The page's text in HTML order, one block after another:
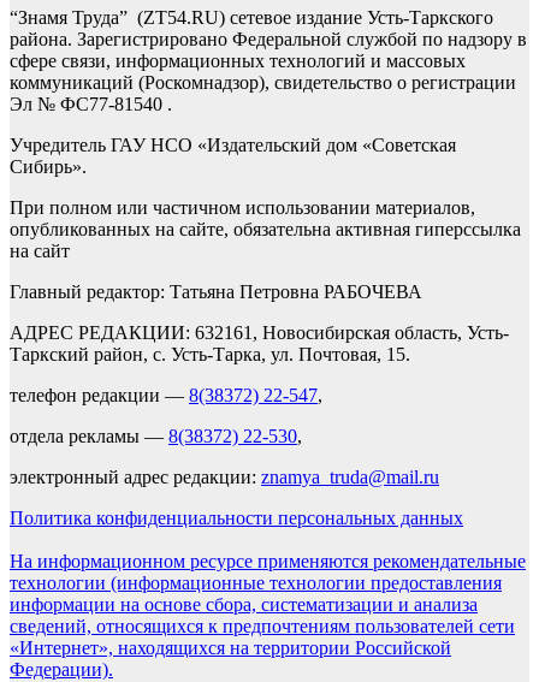
“Знамя Труда” (ZT54.RU) сетевое издание Усть-Таркского
района. Зарегистрировано Федеральной службой по надзору в
сфере связи, информационных технологий и массовых
коммуникаций (Роскомнадзор), свидетельство о регистрации
Эл № ФС77-81540 .
Учредитель ГАУ НСО «Издательский дом «Советская
Сибирь».
При полном или частичном использовании материалов,
опубликованных на сайте, обязательна активная гиперссылка
на сайт
Главный редактор: Татьяна Петровна РАБОЧЕВА
АДРЕС РЕДАКЦИИ: 632161, Новосибирская область, Усть-
Таркский район, с. Усть-Тарка, ул. Почтовая, 15.
телефон редакции — 8(38372) 22-547,
отдела рекламы — 8(38372) 22-530,
электронный адрес редакции: znamya_truda@mail.ru
Политика конфиденциальности персональных данных
На информационном ресурсе применяются рекомендательные
технологии (информационные технологии предоставления
информации на основе сбора, систематизации и анализа
сведений, относящихся к предпочтениям пользователей сети
«Интернет», находящихся на территории Российской
Федерации).